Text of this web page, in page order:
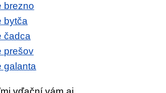
brezno
bytča
čadca
prešov
galanta